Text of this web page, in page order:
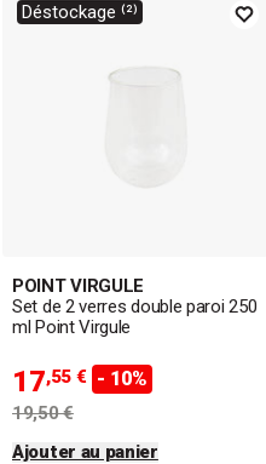
Déstockage ⁽²⁾
POINT VIRGULE
Set de 2 verres double paroi 250
ml Point Virgule
17,55 € - 10%
19,50 €
Ajouter au panier